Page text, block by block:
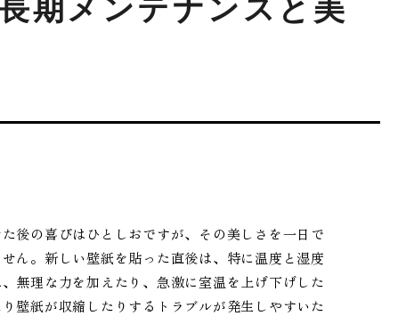
期メンテナンスと美
後の喜びはひとしおですが、その美しさを一日で
ん。新しい壁紙を貼った直後は、特に温度と湿度
無理な力を加えたり、急激に室温を上げ下げした
壁紙が収縮したりするトラブルが発生しやすいた